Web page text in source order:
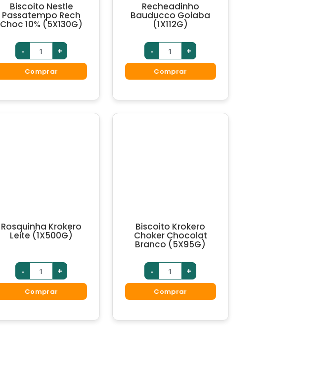
Biscoito Nestle
Passatempo Rech
Choc 10% (5X130G)
- +
Comprar
Recheadinho
Bauducco Goiaba
(1X112G)
- +
Comprar
Rosquinha Krokero
Leite (1X500G)
- +
Comprar
Biscoito Krokero
Choker Chocolat
Branco (5X95G)
- +
Comprar